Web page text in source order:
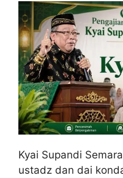
Kyai Supandi
ustadz dan dai